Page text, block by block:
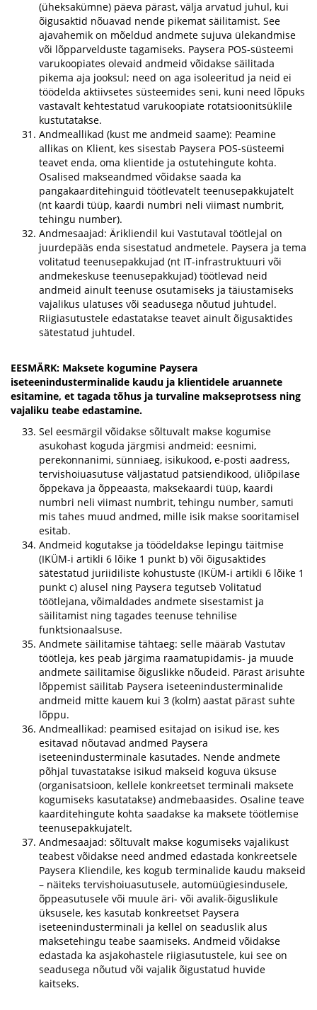
(üheksakümne) päeva pärast, välja arvatud juhul, kui
õigusaktid nõuavad nende pikemat säilitamist. See
ajavahemik on mõeldud andmete sujuva ülekandmise
või lõpparvelduste tagamiseks. Paysera POS-süsteemi
varukoopiates olevaid andmeid võidakse säilitada
pikema aja jooksul; need on aga isoleeritud ja neid ei
töödelda aktiivsetes süsteemides seni, kuni need lõpuks
vastavalt kehtestatud varukoopiate rotatsioonitsüklile
kustutatakse.
Andmeallikad (kust me andmeid saame): Peamine
allikas on Klient, kes sisestab Paysera POS-süsteemi
teavet enda, oma klientide ja ostutehingute kohta.
Osalised makseandmed võidakse saada ka
pangakaarditehinguid töötlevatelt teenusepakkujatelt
(nt kaardi tüüp, kaardi numbri neli viimast numbrit,
tehingu number).
Andmesaajad: Ärikliendil kui Vastutaval töötlejal on
juurdepääs enda sisestatud andmetele. Paysera ja tema
volitatud teenusepakkujad (nt IT-infrastruktuuri või
andmekeskuse teenusepakkujad) töötlevad neid
andmeid ainult teenuse osutamiseks ja täiustamiseks
vajalikus ulatuses või seadusega nõutud juhtudel.
Riigiasutustele edastatakse teavet ainult õigusaktides
sätestatud juhtudel.
EESMÄRK: Maksete kogumine Paysera
iseteenindusterminalide kaudu ja klientidele aruannete
esitamine, et tagada tõhus ja turvaline makseprotsess ning
vajaliku teabe edastamine.
Sel eesmärgil võidakse sõltuvalt makse kogumise
asukohast koguda järgmisi andmeid: eesnimi,
perekonnanimi, sünniaeg, isikukood, e-posti aadress,
tervishoiuasutuse väljastatud patsiendikood, üliõpilase
õppekava ja õppeaasta, maksekaardi tüüp, kaardi
numbri neli viimast numbrit, tehingu number, samuti
mis tahes muud andmed, mille isik makse sooritamisel
esitab.
Andmeid kogutakse ja töödeldakse lepingu täitmise
(IKÜM-i artikli 6 lõike 1 punkt b) või õigusaktides
sätestatud juriidiliste kohustuste (IKÜM-i artikli 6 lõike 1
punkt c) alusel ning Paysera tegutseb Volitatud
töötlejana, võimaldades andmete sisestamist ja
säilitamist ning tagades teenuse tehnilise
funktsionaalsuse.
Andmete säilitamise tähtaeg: selle määrab Vastutav
töötleja, kes peab järgima raamatupidamis- ja muude
andmete säilitamise õiguslikke nõudeid. Pärast ärisuhte
lõppemist säilitab Paysera iseteenindusterminalide
andmeid mitte kauem kui 3 (kolm) aastat pärast suhte
lõppu.
Andmeallikad: peamised esitajad on isikud ise, kes
esitavad nõutavad andmed Paysera
iseteenindusterminale kasutades. Nende andmete
põhjal tuvastatakse isikud makseid koguva üksuse
(organisatsioon, kellele konkreetset terminali maksete
kogumiseks kasutatakse) andmebaasides. Osaline teave
kaarditehingute kohta saadakse ka maksete töötlemise
teenusepakkujatelt.
Andmesaajad: sõltuvalt makse kogumiseks vajalikust
teabest võidakse need andmed edastada konkreetsele
Paysera Kliendile, kes kogub terminalide kaudu makseid
– näiteks tervishoiuasutusele, automüügiesindusele,
õppeasutusele või muule äri- või avalik-õiguslikule
üksusele, kes kasutab konkreetset Paysera
iseteenindusterminali ja kellel on seaduslik alus
maksetehingu teabe saamiseks. Andmeid võidakse
edastada ka asjakohastele riigiasutustele, kui see on
seadusega nõutud või vajalik õigustatud huvide
kaitseks.